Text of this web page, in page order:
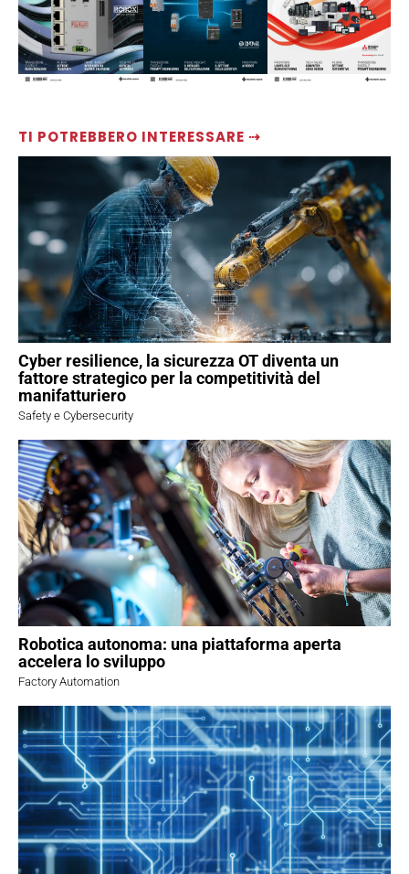
TI POTREBBERO INTERESSARE ⇢
Cyber resilience, la sicurezza OT diventa un
fattore strategico per la competitività del
manifatturiero
Safety e Cybersecurity
Robotica autonoma: una piattaforma aperta
accelera lo sviluppo
Factory Automation